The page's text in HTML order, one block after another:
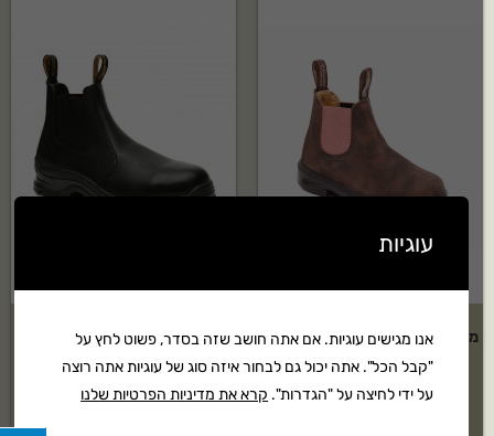
מגף ילדים אוסטרלי Blundstone
דגם: 1438
דגם: 406
עוגיות
אנו מגישים עוגיות. אם אתה חושב שזה בסדר, פשוט לחץ על
"קבל הכל". אתה יכול גם לבחור איזה סוג של עוגיות אתה רוצה
על ידי לחיצה על "הגדרות".קרא את מדיניות הפרטיות שלנו